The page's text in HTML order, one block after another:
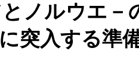
ノルウエ－
突入する準